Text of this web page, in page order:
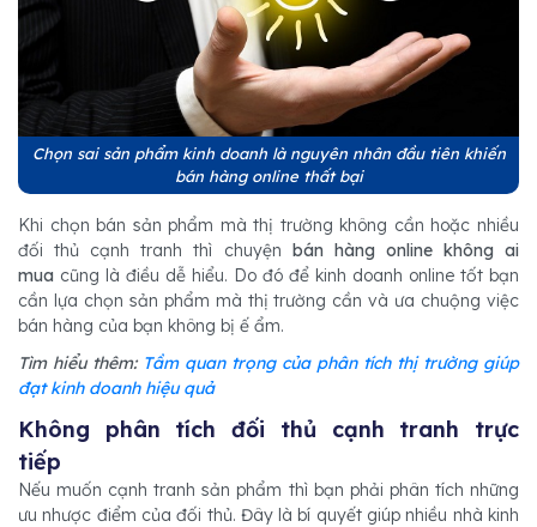
Chọn sai sản phẩm kinh doanh là nguyên nhân đầu tiên khiến
bán hàng online thất bại
Khi chọn bán sản phẩm mà thị trường không cần hoặc nhiều
đối thủ cạnh tranh thì chuyện bán hàng online không ai
mua cũng là điều dễ hiểu. Do đó để kinh doanh online tốt bạn
cần lựa chọn sản phẩm mà thị trường cần và ưa chuộng việc
bán hàng của bạn không bị ế ẩm.
Tìm hiểu thêm: Tầm quan trọng của phân tích thị trường giúp
đạt kinh doanh hiệu quả
Không phân tích đối thủ cạnh tranh trực
tiếp
Nếu muốn cạnh tranh sản phẩm thì bạn phải phân tích những
ưu nhược điểm của đối thủ. Đây là bí quyết giúp nhiều nhà kinh